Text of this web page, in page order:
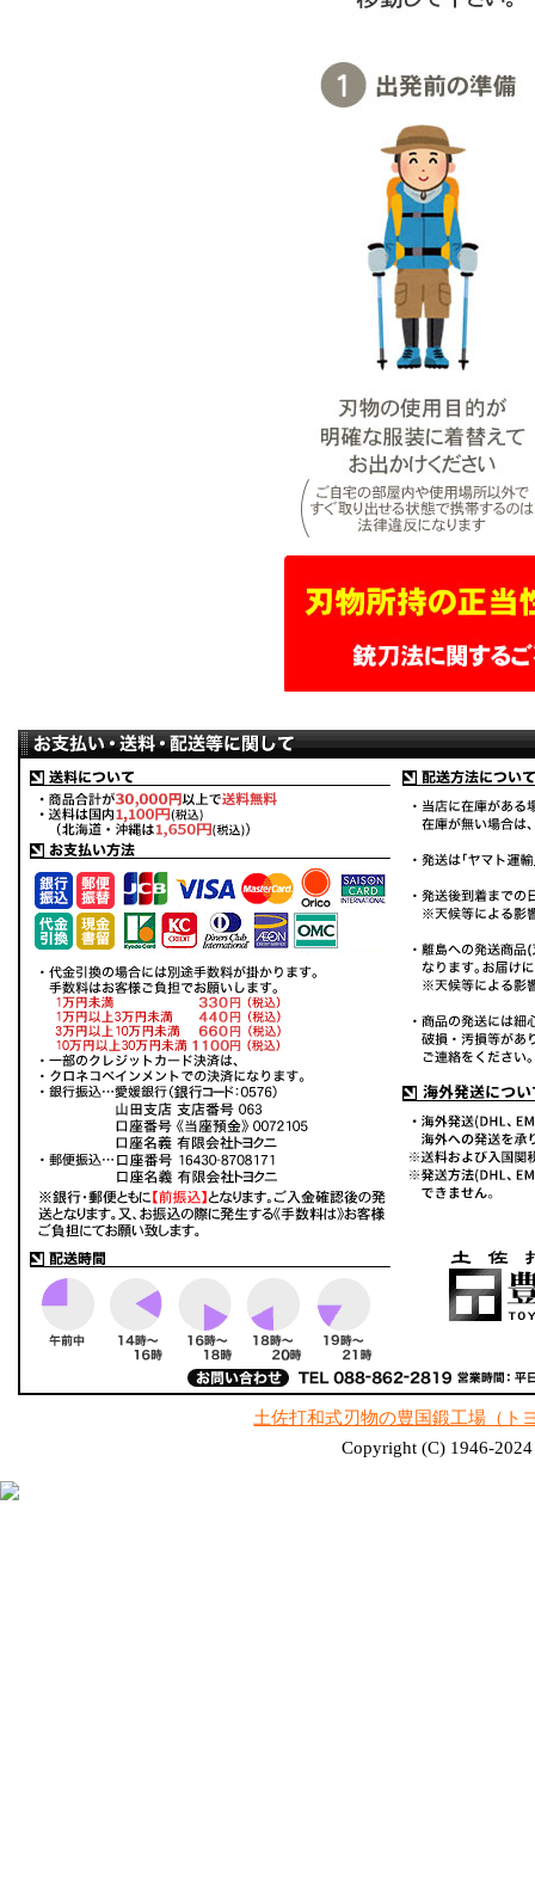
土佐打和式刃物の豊国鍛工場（ト
Copyright (C) 1946-